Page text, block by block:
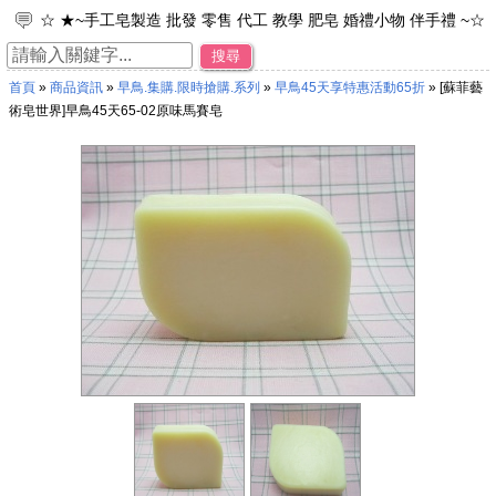
☆ ★~手工皂製造 批發 零售 代工 教學 肥皂 婚禮小物 伴手禮 ~☆
★
☆ ★~工廠直營 專業製造 品牌代工 接受小量訂單~☆ ★
☆ ★~加入免費會員~可享每次購物95折之優惠。~☆ ★
☆ ★~歡迎光臨~蘇菲皂世界~☆ ★
搜尋
首頁» 商品資訊» 早鳥.集購.限時搶購.系列 » 早鳥45天享特惠活動65折» [蘇菲藝
術皂世界]早鳥45天65-02原味馬賽皂